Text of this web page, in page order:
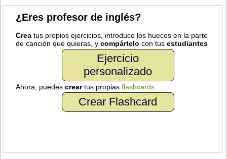
¿Eres profesor de inglés?
Crea tus propios ejercicios, introduce los huecos en la parte
de canción que quieras, ycompártelo con tusestudiantes
Ejercicio
personalizado
Ahora, puedescreartus propiasflashcards
Crear Flashcard